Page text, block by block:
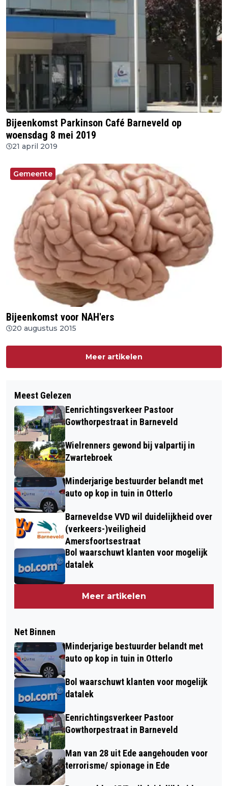
Bijeenkomst Parkinson Café Barneveld op
woensdag 8 mei 2019
21 april 2019
Gemeente
Bijeenkomst voor NAH'ers
20 augustus 2015
Meer artikelen
Meest Gelezen
Eenrichtingsverkeer Pastoor
Gowthorpestraat in Barneveld
Wielrenners gewond bij valpartij in
Zwartebroek
Minderjarige bestuurder belandt met
auto op kop in tuin in Otterlo
Barneveldse VVD wil duidelijkheid over
(verkeers-)veiligheid
Amersfoortsestraat
Bol waarschuwt klanten voor mogelijk
datalek
Meer artikelen
Net Binnen
Minderjarige bestuurder belandt met
auto op kop in tuin in Otterlo
Bol waarschuwt klanten voor mogelijk
datalek
Eenrichtingsverkeer Pastoor
Gowthorpestraat in Barneveld
Man van 28 uit Ede aangehouden voor
terrorisme/ spionage in Ede